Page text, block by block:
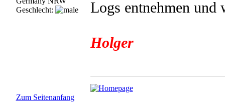
Geschlecht:
Logs entnehmen und
Holger
Zum Seitenanfang